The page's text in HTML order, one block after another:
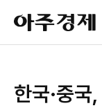
아
주
경
한국·중국